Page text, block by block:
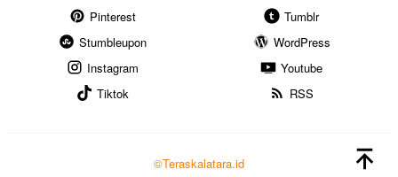
Pinterest
Tumblr
Stumbleupon
WordPress
Instagram
Youtube
Tiktok
RSS
©Teraskalatara.id